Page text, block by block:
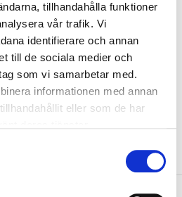
tillhandahålla funktioner
vår trafik. Vi
identifierare och annan
till de sociala medier och
som vi samarbetar med.
informationen med annan
eller som de har